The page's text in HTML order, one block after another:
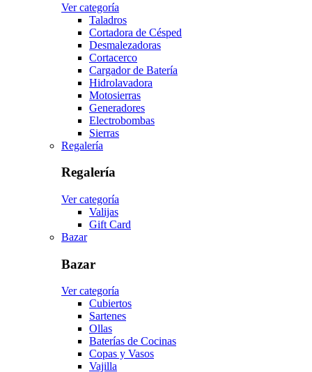
Ver categoría
Taladros
Cortadora de Césped
Desmalezadoras
Cortacerco
Cargador de Batería
Hidrolavadora
Motosierras
Generadores
Electrobombas
Sierras
Regalería
Regalería
Ver categoría
Valijas
Gift Card
Bazar
Bazar
Ver categoría
Cubiertos
Sartenes
Ollas
Baterías de Cocinas
Copas y Vasos
Vajilla